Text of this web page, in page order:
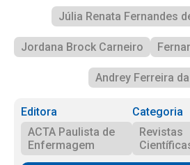
Júlia Renata Fernandes
Jordana Brock Carneiro
Andrey Ferreira
Editora
ACTA Paulista de
Enfermagem
Categoria
Revistas